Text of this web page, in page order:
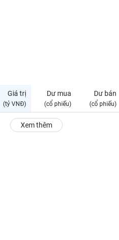
Giá trị
(tỷ VNĐ)
Dư mua
(cổ phiếu)
Dư bán
(cổ phiếu)
Xem thêm